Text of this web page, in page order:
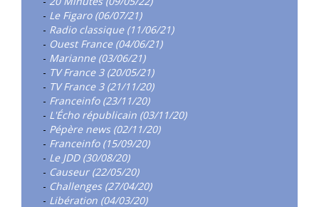
- Le Figaro (06/07/21)
- Radio classique (11/06/21)
- Ouest France (04/06/21)
- Marianne (03/06/21)
- TV France 3 (20/05/21)
- TV France 3 (21/11/20)
- Franceinfo (23/11/20)
- L'Écho républicain (03/11/20)
- Pépère news (02/11/20)
- Franceinfo (15/09/20)
- Le JDD (30/08/20)
- Causeur (22/05/20)
- Challenges (27/04/20)
- Libération (04/03/20)